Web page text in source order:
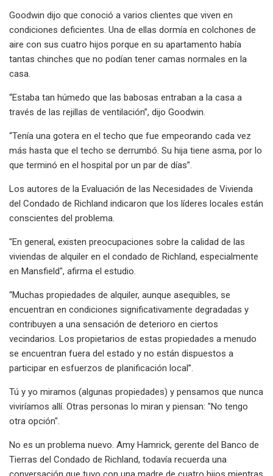
Goodwin dijo que conoció a varios clientes que viven en
condiciones deficientes. Una de ellas dormía en colchones de
aire con sus cuatro hijos porque en su apartamento había
tantas chinches que no podían tener camas normales en la
casa.
“Estaba tan húmedo que las babosas entraban a la casa a
través de las rejillas de ventilación”, dijo Goodwin.
“Tenía una gotera en el techo que fue empeorando cada vez
más hasta que el techo se derrumbó. Su hija tiene asma, por lo
que terminó en el hospital por un par de días”.
Los autores de la Evaluación de las Necesidades de Vivienda
del Condado de Richland indicaron que los líderes locales están
conscientes del problema.
"En general, existen preocupaciones sobre la calidad de las
viviendas de alquiler en el condado de Richland, especialmente
en Mansfield", afirma el estudio.
“Muchas propiedades de alquiler, aunque asequibles, se
encuentran en condiciones significativamente degradadas y
contribuyen a una sensación de deterioro en ciertos
vecindarios. Los propietarios de estas propiedades a menudo
se encuentran fuera del estado y no están dispuestos a
participar en esfuerzos de planificación local”.
Tú y yo miramos (algunas propiedades) y pensamos que nunca
viviríamos allí. Otras personas lo miran y piensan: "No tengo
otra opción".
No es un problema nuevo. Amy Hamrick, gerente del Banco de
Tierras del Condado de Richland, todavía recuerda una